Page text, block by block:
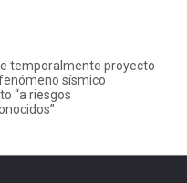
temporalmente proyecto
sísmico
“a riesgos